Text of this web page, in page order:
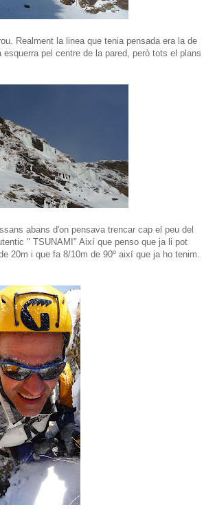
Realment la linea que tenia pensada era la de
esquerra pel centre de la pared, però tots el plans
abans d'on pensava trencar cap el peu del
" TSUNAMI" Així que penso que ja li pot
20m i que fa 8/10m de 90º així que ja ho tenim.